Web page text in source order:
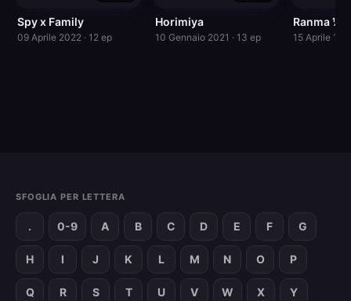
Spy x Family
09 Aprile 2022 · 12 ep
Horimiya
10 Gennaio 2021 · 13 ep
Ranma ½
15 Aprile
SFOGLIA PER LETTERA
. 0-9 A B C D E F G
H I J K L M N O P
Q R S T U V W X Y